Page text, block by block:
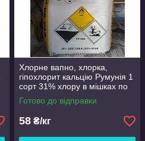
Хлорне вапно, хлорка,
гіпохлорит кальцію Румунія 1
сорт 31% хлору в мішках по
25 кілограмів
Готово до відправки
58 ₴/кг